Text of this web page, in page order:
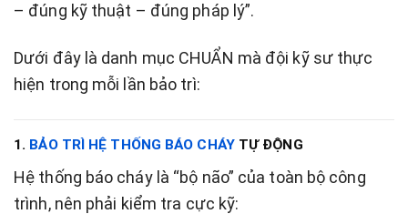
– đúng kỹ thuật – đúng pháp lý”.
Dưới đây là danh mục CHUẨN mà đội kỹ sư thực
hiện trong mỗi lần bảo trì:
1. BẢO TRÌ HỆ THỐNG BÁO CHÁYTỰ ĐỘNG
Hệ thống báo cháy là “bộ não” của toàn bộ công
trình, nên phải kiểm tra cực kỹ: